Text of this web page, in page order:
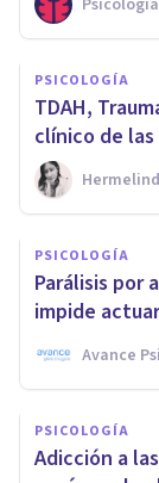
PSICOLOGÍA
TDAH,
clínico de
PSICOLOGÍA
Parálisis por
impide actuar
Avance
PSICOLOGÍA
Adicción a